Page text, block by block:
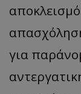
για